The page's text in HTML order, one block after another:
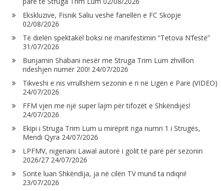
Ekskluzive, Fisnik Saliu veshë fanellën e FC Skopje
02/08/2026
Të dielën spektakël boksi në manifestimin “Tetova N’festë”
31/07/2026
Bunjamin Shabani nesër me Struga Trim Lum zhvillon
ndeshjen numër 200! 24/07/2026
Tikveshi e nis vrrullshëm sezonin e ri në Ligën e Parë (VIDEO)
24/07/2026
FFM vjen me një super lajm për tifozët e Shkëndijës!
24/07/2026
Ekipi i Struga Trim Lum u mirëprit nga numri 1 i Strugës,
Mendi Qyra 24/07/2026
LPFMV, nigeriani Lawal autorë i golit të parë për sezonin
2026/27 24/07/2026
Sonte luan Shkëndija, ja në cilën TV mund ta ndiqni!
23/07/2026